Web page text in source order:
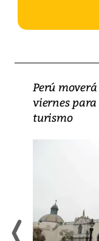
Perú
viernes
turismo